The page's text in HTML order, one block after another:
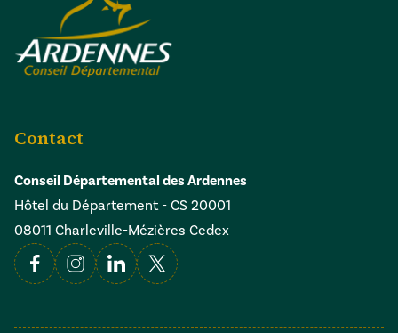
Contact
Conseil Départemental des Ardennes
Hôtel du Département - CS 20001
08011 Charleville-Mézières Cedex
FacebookInstagramLinkedin
X